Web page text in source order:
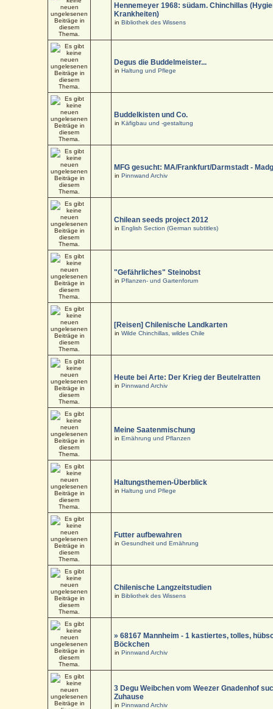
Hennemeyer 1968: südam. Chinchillas
Krankheiten)
inBibliothek des Wissens
Degus die Buddelmeister...
inHaltung und Pflege
Buddelkisten und Co.
inKäfigbau und -gestaltung
MFG gesucht: MA/Frankfurt/Darmstadt -
inPinnwand Archiv
Chilean seeds project 2012
inEnglish Section (German subtitles)
"Gefährliches" Steinobst
inPflanzen- und Gartenforum
[Reisen] Chilenische Landkarten
inWilde Chinchillas, wildes Chile
Heute bei Arte: Der Krieg der Beutelratten
inPinnwand Archiv
Meine Saatenmischung
inErnährung und Pflanzen
Haltungsthemen-Überblick
inHaltung und Pflege
Futter aufbewahren
inGesundheit und Ernährung
Chilenische Langzeitstudien
inBibliothek des Wissens
» 68167 Mannheim - 1 kastiertes, tolles,
Böckchen
inPinnwand Archiv
3 Degu Weibchen vom Weezer Gnadenhof
Zuhause
inPinnwand Archiv